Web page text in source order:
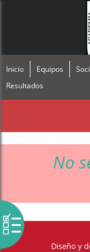
Inicio Equipos
Resultados
No
Diseño y